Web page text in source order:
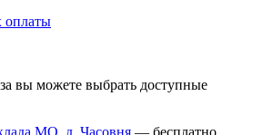
оплаты
вы можете выбрать доступные